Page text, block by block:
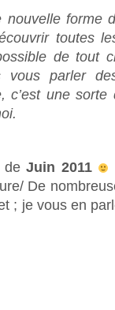
nouvelle forme
toutes
de tout
vous parler
c’est une
deJuin 2011
De
; je vous en